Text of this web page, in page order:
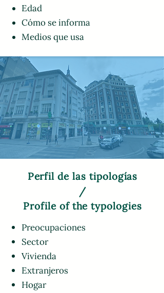
Edad
Cómo se informa
Medios que usa
Perfil de las tipologías
/
Profile of the typologies
Preocupaciones
Sector
Vivienda
Extranjeros
Hogar